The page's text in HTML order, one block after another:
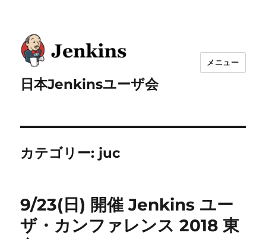
日本Jenkinsユーザ会
メニュー
カテゴリー: juc
9/23(日) 開催 Jenkins ユー
ザ・カンファレンス 2018 東